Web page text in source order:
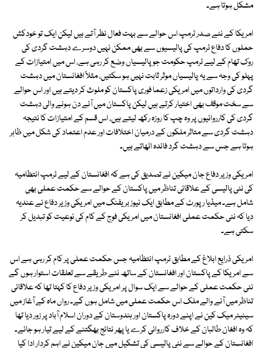
مشکل ہوتا ہے۔
امریکا کے نئے صدر ٹرمپ اس حوالے سے بہت فعال نظر آتے ہیں لیکن ایک تو خودکش
حملوں کا دفاع ٹرمپ کی پالیسیوں سے بھی ممکن نہیں دوسرے دہشت گردی کی
روک تھام کے لیے ٹرمپ حکومت جو پالیسیاں وضع کر رہی ہے، اس میں امتیازات کے
پہلو کی وجہ سے یہ پالیسیاں موثر ثابت نہیں ہو سکتیں، مثلاً افغانستان میں دہشت
گردی کی وارداتوں میں امریکی زعما فوری پاکستان کو ملوث کر دیتے ہیں اور اس حوالے
سے سخت موقف بھی اختیار کرتے ہیں لیکن پاکستان میں آئے دن ہونے والی دہشت
گردی کی کارروائیوں پر وہ چپ کا روزہ رکھ لیتے ہیں، اس قسم کے امتیازات کا نتیجہ
دہشت گردی سے متاثر ملکوں کے درمیان اختلافات اور عدم اعتماد کی شکل میں ظاہر
ہوتا ہے جس سے دہشت گرد فائدہ اٹھاتے ہیں۔
امریکی وزیر دفاع جان میکین نے تصدیق کی ہے کہ افغانستان کے لیے ٹرمپ انتظامیہ
کی نئی پالیسی کے علاقائی تناظر میں پاکستان کے حوالے سے حکمت عملی بھی
شامل ہے۔ میڈیا رپورٹ کے مطابق ایک نیوز بریفنگ میں امریکی وزیر دفاع نے عندیہ
دیا کہ نئی حکمت عملی افغانستان میں امریکی فوج کے کام کی نوعیت کو تبدیل کر
سکتی ہے۔
امریکی ذرایع ابلاغ کے مطابق ٹرمپ انتظامیہ جس حکمت عملی پر کام کر رہی ہے اس
سے امریکا کے پاکستان اور افغانستان کے ساتھ نئے طریقے سے تعلقات استوار ہوں گے
نئی حکمت عملی کے حوالے سے ایک سوال پر امریکی وزیر دفاع کا کہتا تھا کہ علاقائی
تناظر میں آنے والے ملک اس حکمت عملی میں شامل ہوں گے۔ رواں ماہ کے آغاز میں
سینیٹر میک کین نے اپنے دورہ پاکستان اور ہندوستان کے دوران اسلام آباد پر زور دیا تھا
کہ وہ افغان طالبان کے خلاف کارروائی کرے یا پھر نتائج بھگتنے کے لیے تیار ہو جائے۔
افغانستان کے حوالے سے نئی پالیسی کی تشکیل میں جان میکین نے اہم کردار ادا کیا